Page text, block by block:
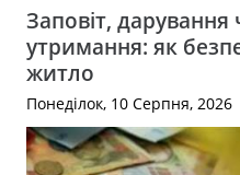
Заповіт, дарування
утримання: як
житло
Понеділок, 10 Серпня, 2026